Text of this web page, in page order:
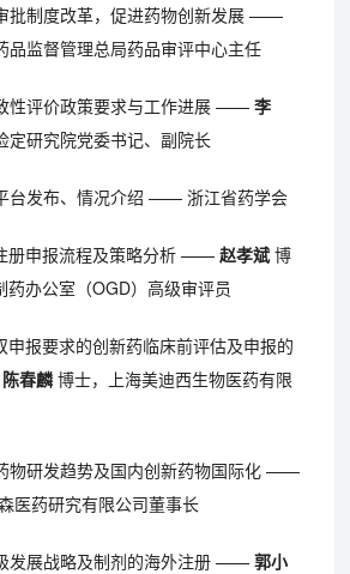
批制度改革，促进药物创新发展 ——
品监督管理总局药品审评中心主任
性评价政策要求与工作进展 ——李
定研究院党委书记、副院长
台发布、情况介绍 —— 浙江省药学会
册申报流程及策略分析 ——赵孝斌 博
药办公室（OGD）高级审评员
申报要求的创新药临床前评估及申报的
陈春麟 博士，上海美迪西生物医药有限
物研发趋势及国内创新药物国际化 ——
医药研究有限公司董事长
发展战略及制剂的海外注册 ——郭小